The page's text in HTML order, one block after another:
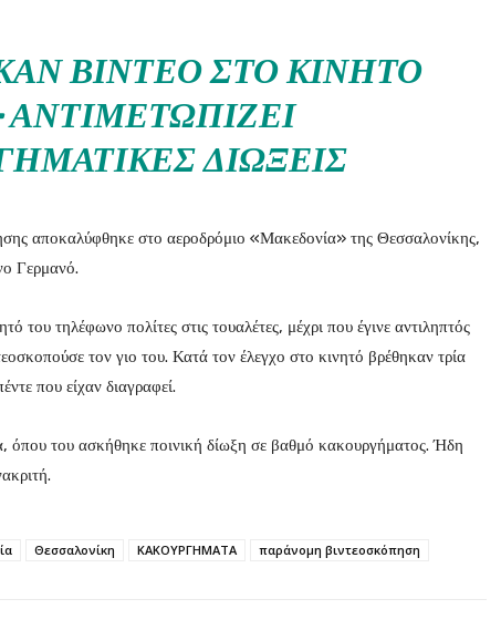
ΒΊΝΤΕΟ ΣΤΟ ΚΙΝΗΤΌ
ΑΝΤΙΜΕΤΩΠΊΖΕΙ
ΔΙΏΞΕΙΣ
αποκαλύφθηκε στο αεροδρόμιο «Μακεδονία» της Θεσσαλονίκης,
Γερμανό.
του τηλέφωνο πολίτες στις τουαλέτες, μέχρι που έγινε αντιληπτός
τον γιο του. Κατά τον έλεγχο στο κινητό βρέθηκαν τρία
που είχαν διαγραφεί.
όπου του ασκήθηκε ποινική δίωξη σε βαθμό κακουργήματος. Ήδη
Θεσσαλονίκη ΚΑΚΟΥΡΓΗΜΑΤΑ παράνομη βιντεοσκόπηση